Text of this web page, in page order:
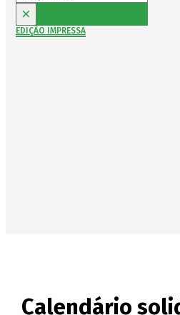
×
EDIÇÃO IMPRESSA
Calendário